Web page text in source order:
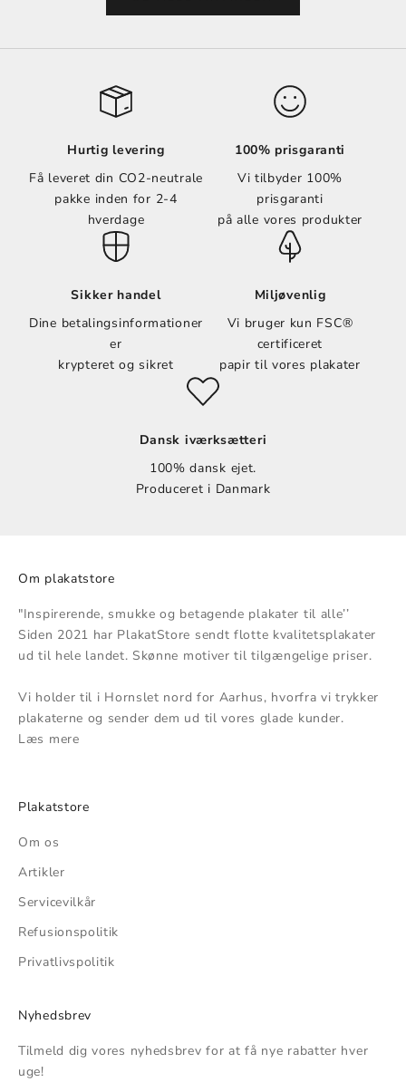
Hurtig levering
Få leveret din CO2-neutrale
pakke inden for 2-4
hverdage
100% prisgaranti
Vi tilbyder 100%
prisgaranti
på alle vores produkter
Sikker handel
Dine betalingsinformationer
er
krypteret og sikret
Miljøvenlig
Vi bruger kun FSC®
certificeret
papir til vores plakater
Dansk iværksætteri
100% dansk ejet.
Produceret i Danmark
Om plakatstore
"Inspirerende, smukke og betagende plakater til alle’’
Siden 2021 har PlakatStore sendt flotte kvalitetsplakater
ud til hele landet. Skønne motiver til tilgængelige priser.
Vi holder til i Hornslet nord for Aarhus, hvorfra vi trykker
plakaterne og sender dem ud til vores glade kunder.
Læs mere
Plakatstore
Om os
Artikler
Servicevilkår
Refusionspolitik
Privatlivspolitik
Nyhedsbrev
Tilmeld dig vores nyhedsbrev for at få nye rabatter hver
uge!